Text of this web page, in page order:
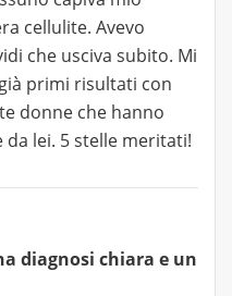
cellulite. Avevo
che usciva subito. Mi
primi risultati con
donne che hanno
lei. 5 stelle meritati!
diagnosi chiara e un